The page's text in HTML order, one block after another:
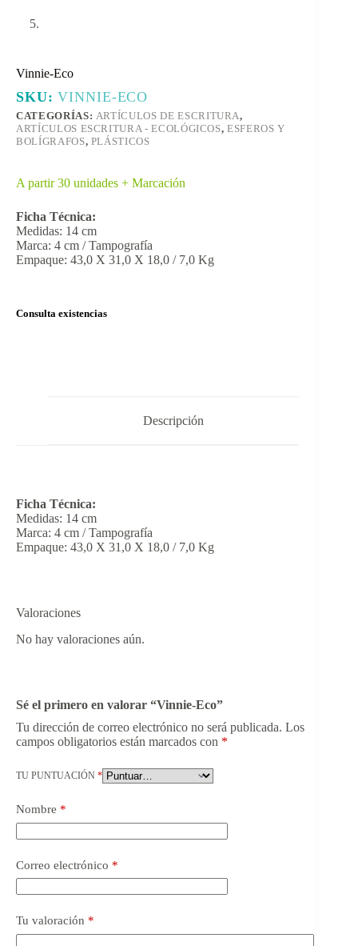
Vinnie-Eco
SKU:VINNIE-ECO
CATEGORÍAS: ARTÍCULOS DE ESCRITURA,
ARTÍCULOS ESCRITURA - ECOLÓGICOS,ESFEROS Y
BOLÍGRAFOS, PLÁSTICOS
A partir 30 unidades + Marcación
Ficha Técnica:
Medidas: 14 cm
Marca: 4 cm / Tampografía
Empaque: 43,0 X 31,0 X 18,0 / 7,0 Kg
Consulta existencias
Descripción
Ficha Técnica:
Medidas: 14 cm
Marca: 4 cm / Tampografía
Empaque: 43,0 X 31,0 X 18,0 / 7,0 Kg
Valoraciones
No hay valoraciones aún.
Sé el primero en valorar “Vinnie-Eco”
Tu dirección de correo electrónico no será publicada. Los
campos obligatorios están marcados con *
TU PUNTUACIÓN *
Nombre *
Correo electrónico *
Tu valoración *